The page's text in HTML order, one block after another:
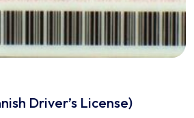
Driver’s License)